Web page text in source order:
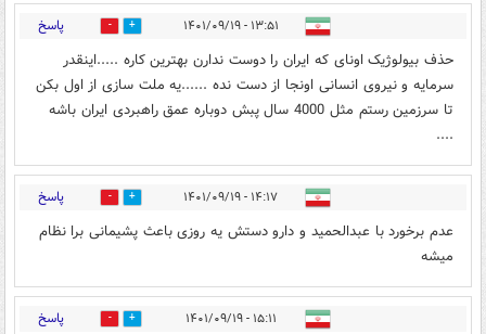
۱۳:۵۱ - ۱۴۰۱/۰۹/۱۹ 11 پاسخ
حذف بیولوژیک اونای که ایران را دوست ندارن بهترین کاره .....اینقدر
سرمایه و نیروی انسانی اونجا از دست نده ......یه ملت سازی از اول بکن
تا سرزمین رستم مثل 4000 سال پبش دوباره عمق راهبردی ایران باشه
....
۱۴:۱۷ - ۱۴۰۱/۰۹/۱۹ 28 پاسخ
عدم برخورد با عبدالحمید و دارو دستش یه روزی باعث پشیمانی برا نظام
میشه
۱۵:۱۱ - ۱۴۰۱/۰۹/۱۹ 4 پاسخ